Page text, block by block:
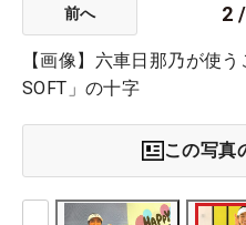
前へ 2 /
【画像】六車日那乃が使
SOFT」の十字
この写真